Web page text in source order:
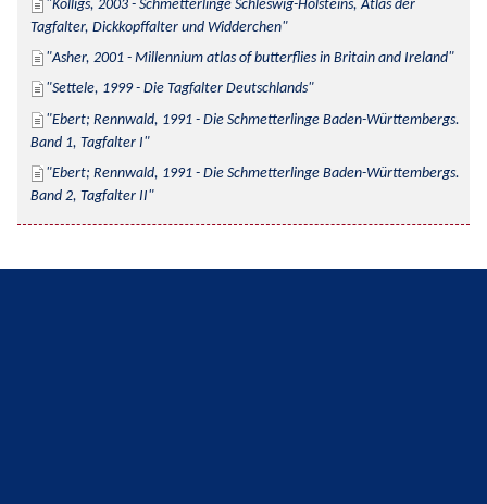
Kolligs, 2003 - Schmetterlinge Schleswig-Holsteins, Atlas der
Tagfalter, Dickkopffalter und Widderchen
Asher, 2001 - Millennium atlas of butterflies in Britain and Ireland
Settele, 1999 - Die Tagfalter Deutschlands
Ebert; Rennwald, 1991 - Die Schmetterlinge Baden-Württembergs.
Band 1, Tagfalter I
Ebert; Rennwald, 1991 - Die Schmetterlinge Baden-Württembergs.
Band 2, Tagfalter II